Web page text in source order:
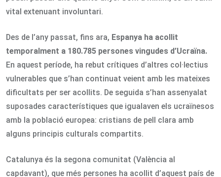
vital extenuant involuntari.
Des de l’any passat, fins ara, Espanya ha acollit
temporalment a 180.785 persones vingudes d’Ucraïna.
En aquest període, ha rebut crítiques d’altres col·lectius
vulnerables que s’han continuat veient amb les mateixes
dificultats per ser acollits. De seguida s’han assenyalat
suposades característiques que igualaven els ucraïnesos
amb la població europea: cristians de pell clara amb
alguns principis culturals compartits.
Catalunya és la segona comunitat (València al
capdavant), que més persones ha acollit d’aquest país de